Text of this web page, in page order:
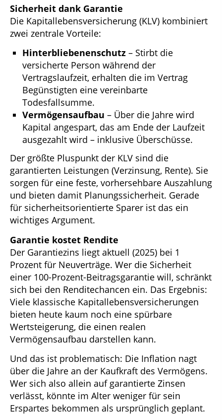
Sicherheit dank Garantie
Die Kapitallebensversicherung (KLV) kombiniert
zwei zentrale Vorteile:
Hinterbliebenenschutz – Stirbt die
versicherte Person während der
Vertragslaufzeit, erhalten die im Vertrag
Begünstigten eine vereinbarte
Todesfallsumme.
Vermögensaufbau – Über die Jahre wird
Kapital angespart, das am Ende der Laufzeit
ausgezahlt wird – inklusive Überschüsse.
Der größte Pluspunkt der KLV sind die
garantierten Leistungen (Verzinsung, Rente). Sie
sorgen für eine feste, vorhersehbare Auszahlung
und bieten damit Planungssicherheit. Gerade
für sicherheitsorientierte Sparer ist das ein
wichtiges Argument.
Garantie kostet Rendite
Der Garantiezins liegt aktuell (2025) bei 1
Prozent für Neuverträge. Wer die Sicherheit
einer 100-Prozent-Beitragsgarantie will, schränkt
sich bei den Renditechancen ein. Das Ergebnis:
Viele klassische Kapitallebensversicherungen
bieten heute kaum noch eine spürbare
Wertsteigerung, die einen realen
Vermögensaufbau darstellen kann.
Und das ist problematisch: Die Inflation nagt
über die Jahre an der Kaufkraft des Vermögens.
Wer sich also allein auf garantierte Zinsen
verlässt, könnte im Alter weniger für sein
Erspartes bekommen als ursprünglich geplant.